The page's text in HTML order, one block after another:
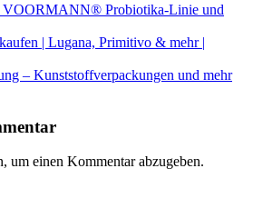
VOORMANN® Probiotika-Linie und
| Lugana, Primitivo & mehr |
– Kunststoffverpackungen und mehr
um einen Kommentar abzugeben.